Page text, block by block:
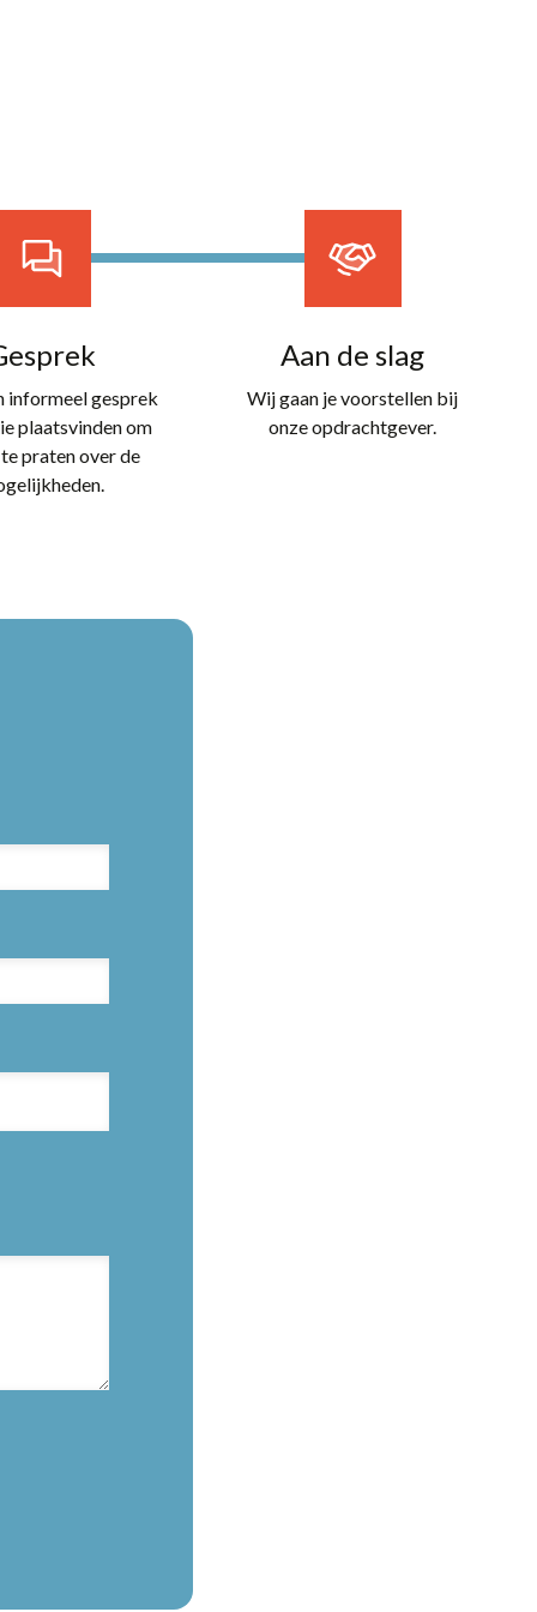
informeel gesprek
plaatsvinden om
praten over de
Aan de slag
Wij gaan je voorstellen bij
onze opdrachtgever.